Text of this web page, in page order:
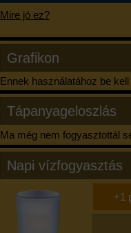
Mire jó ez?
Grafikon
Ennek használatához be
Tápanyageloszlás
Ma még nem fogyasztottál
Napi vízfogyasztás